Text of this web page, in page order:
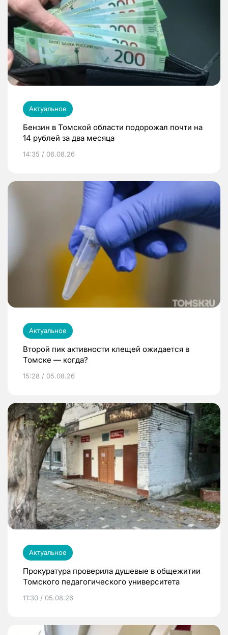
Актуальное
Бензин в Томской области подорожал почти на
14 рублей за два месяца
14:35 / 06.08.26
Актуальное
Второй пик активности клещей ожидается в
Томске — когда?
15:28 / 05.08.26
Актуальное
Прокуратура проверила душевые в общежитии
Томского педагогического университета
11:30 / 05.08.26